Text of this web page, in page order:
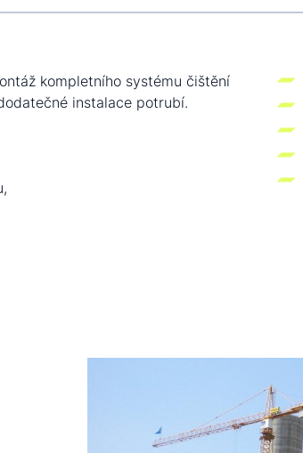
kompletního systému čištění
instalace potrubí.